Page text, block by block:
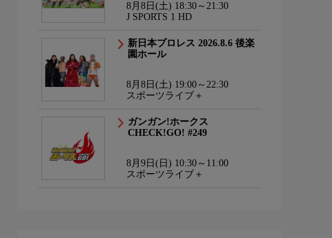
8月8日(土) 18:30～21:30
J SPORTS 1 HD
新日本プロレス 2026.8.6 後楽
園ホール
8月8日(土) 19:00～22:30
スポーツライブ＋
ガンガン!ホークス
CHECK!GO! #249
8月9日(日) 10:30～11:00
スポーツライブ＋